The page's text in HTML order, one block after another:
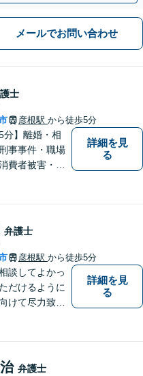
メールでお問い合わせ
士
彦根駅 から徒歩5分
分】離婚・相
事事件・職場
費者被害・法
詳細を見
る
弁護士
彦根駅 から徒歩5分
談してよかっ
だけるように
けて尽力致し
詳細を見
る
弁護士